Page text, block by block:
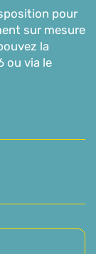
pour
sur mesure
la
ou via le